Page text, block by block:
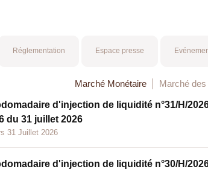
Réglementation Espace presse
Marché Monétaire Marché des
d'injection de liquidité n°31/H/
du 31 juillet 2026
31 Juillet 2026
d'injection de liquidité n°30/H/